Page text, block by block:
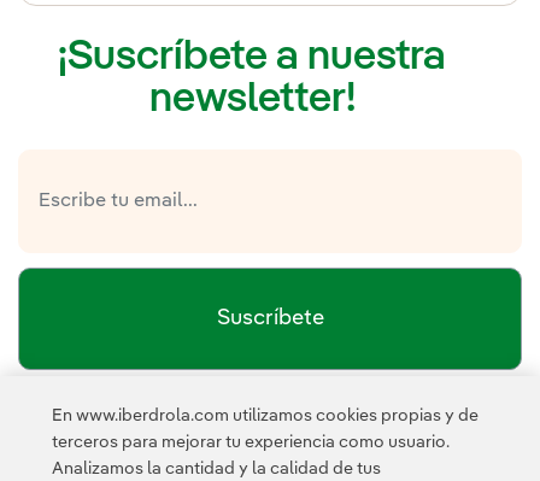
¡Suscríbete a nuestra
newsletter!
Suscríbete
política de privacidad de la
Newsletter
Enlace externo, se abre en ventana nueva.
En www.iberdrola.com utilizamos cookies propias y de
terceros para mejorar tu experiencia como usuario.
Analizamos la cantidad y la calidad de tus